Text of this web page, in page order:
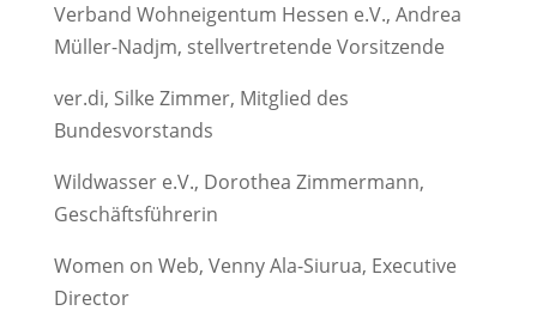
Verband Wohneigentum Hessen e.V., Andrea
Müller-Nadjm, stellvertretende Vorsitzende
ver.di, Silke Zimmer, Mitglied des
Bundesvorstands
Wildwasser e.V., Dorothea Zimmermann,
Geschäftsführerin
Women on Web, Venny Ala-Siurua, Executive
Director